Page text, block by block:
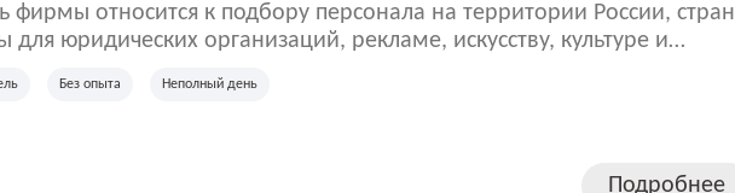
фирмы относится к подбору персонала на территории России, стран
для юридических организаций, рекламе, искусству, культуре и
Без опыта Неполный день
Подробнее